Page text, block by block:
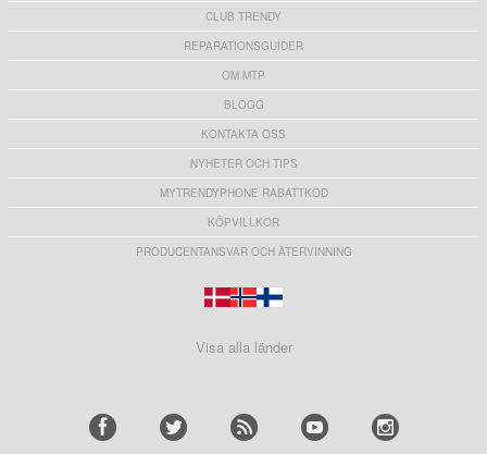
CLUB TRENDY
REPARATIONSGUIDER
OM MTP
BLOGG
KONTAKTA OSS
NYHETER OCH TIPS
MYTRENDYPHONE RABATTKOD
KÖPVILLKOR
PRODUCENTANSVAR OCH ÅTERVINNING
Visa alla länder